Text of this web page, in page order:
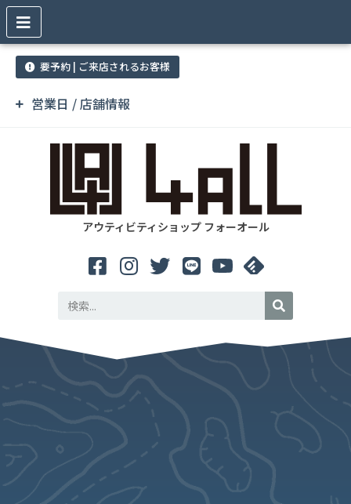
営業日 / 店舗情報
要予約 | ご来店されるお客様
アウティビティショップ フォーオール